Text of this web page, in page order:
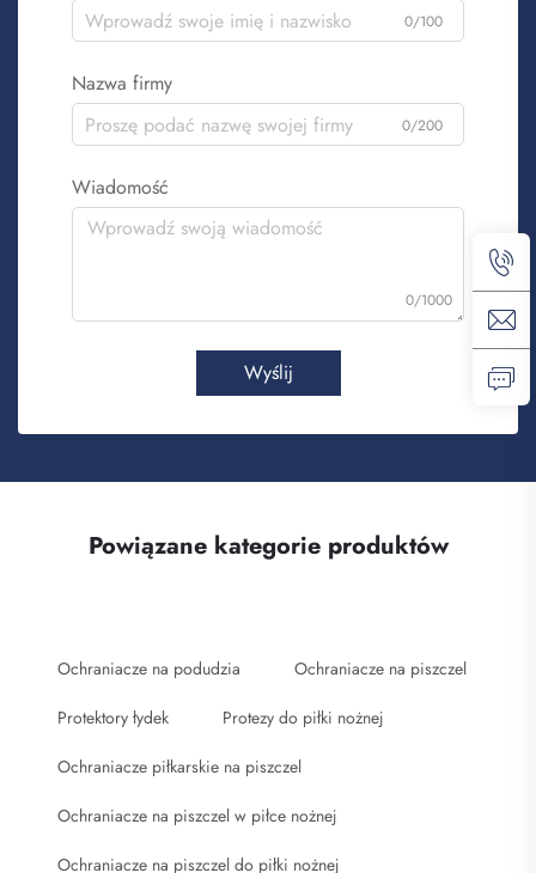
0/100
Nazwa firmy
0/200
Wiadomość
0/1000
Wyślij
Powiązane kategorie produktów
Ochraniacze na podudzia Ochraniacze na piszczel
Protektory łydek Protezy do piłki nożnej
Ochraniacze piłkarskie na piszczel
Ochraniacze na piszczel w piłce nożnej
Ochraniacze na piszczel do piłki nożnej